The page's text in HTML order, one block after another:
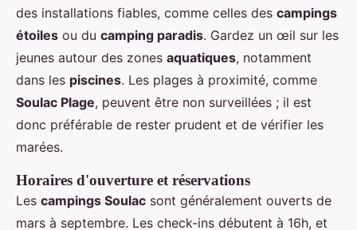
des installations fiables, comme celles des campings
étoiles ou du camping paradis. Gardez un œil sur les
jeunes autour des zones aquatiques, notamment
dans les piscines. Les plages à proximité, comme
Soulac Plage, peuvent être non surveillées ; il est
donc préférable de rester prudent et de vérifier les
marées.
Horaires d'ouverture et réservations
Les campings Soulac sont généralement ouverts de
mars à septembre. Les check-ins débutent à 16h, et